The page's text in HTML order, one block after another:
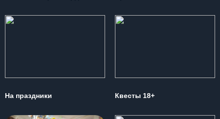
На праздники Квесты 18+